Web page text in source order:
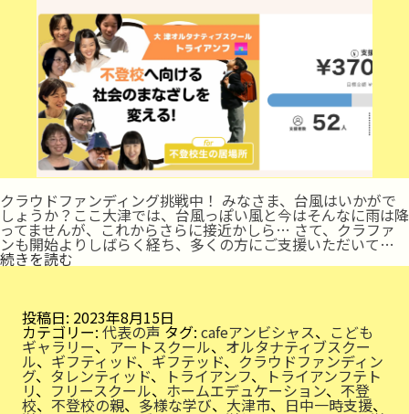
クラウドファンディング挑戦中！ みなさま、台風はいかがで
しょうか？ここ大津では、台風っぽい風と今はそんなに雨は降
ってませんが、これからさらに接近かしら… さて、クラファ
ンも開始よりしばらく経ち、多くの方にご支援いただいて…
続きを読む ご
負
減
の
た
め
に
投稿日: 2023年8月15日
カテゴリー: 代表の声 タグ: cafeアンビシャス、 こども
ギャラリー、アートスクール、 オルタナティブスクー
ル、 ギフティッド、 ギフテッド、 クラウドファンディン
グ、 タレンティッド、 トライアンフ、 トライアンフテト
リ、 フリースクール、 ホームエデュケーション、 不登
校、 不登校の親、多様な学び、 大津市、 日中一時支援、